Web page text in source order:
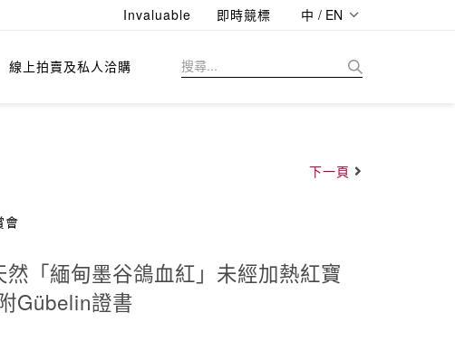
Invaluable 即時競標 中 / EN
線上拍賣及私人洽購
下一頁
會
「緬甸墨谷鴿血紅」未經加熱紅寶
Gübelin證書